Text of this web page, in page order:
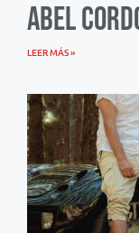
Abel
LEER MÁS »